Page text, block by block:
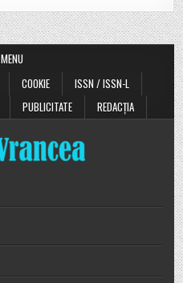
MENU
COOKIE
ISSN / ISSN-L
PUBLICITATE REDACȚIA